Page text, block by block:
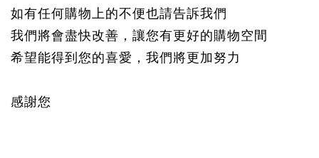
如有任何購物上的不便也請告訴我們
我們將會盡快改善，讓您有更好的購物空間
希望能得到您的喜愛，我們將更加努力
感謝您